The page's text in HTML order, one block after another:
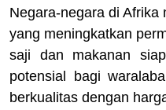
Negara-negara di Afrika
yang meningkatkan
saji dan makanan
potensial bagi
berkualitas dengan